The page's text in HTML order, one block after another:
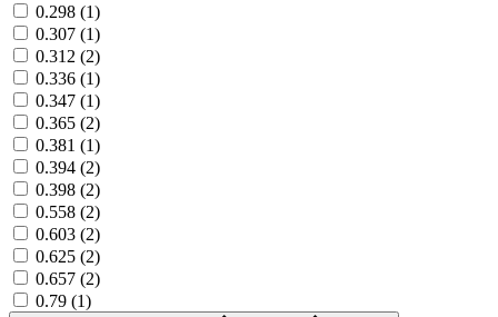
0.298 (1)
0.307 (1)
0.312 (2)
0.336 (1)
0.347 (1)
0.365 (2)
0.381 (1)
0.394 (2)
0.398 (2)
0.558 (2)
0.603 (2)
0.625 (2)
0.657 (2)
0.79 (1)